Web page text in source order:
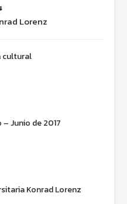
Lorenz
cultural
– Junio de 2017
Konrad Lorenz